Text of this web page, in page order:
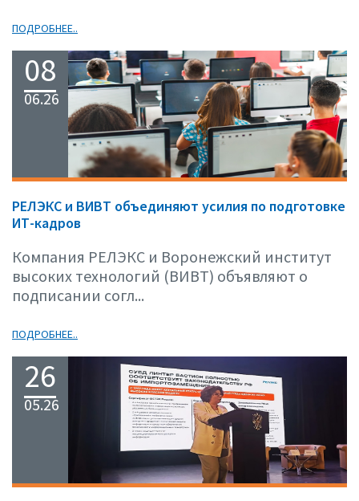
ПОДРОБНЕЕ..
08
06.26
РЕЛЭКС и ВИВТ объединяют усилия по подготовке
ИТ-кадров
Компания РЕЛЭКС и Воронежский институт
высоких технологий (ВИВТ) объявляют о
подписании согл...
ПОДРОБНЕЕ..
26
05.26